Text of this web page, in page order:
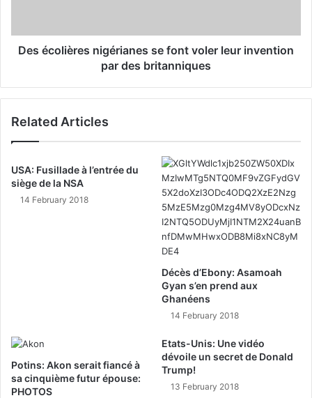
Des écolières nigérianes se font voler leur invention
par des britanniques
Related Articles
USA: Fusillade à l’entrée du
siège de la NSA
14 February 2018
Décès d’Ebony: Asamoah
Gyan s’en prend aux
Ghanéens
14 February 2018
Potins: Akon serait fiancé à
sa cinquième futur épouse:
PHOTOS
Etats-Unis: Une vidéo
dévoile un secret de Donald
Trump!
13 February 2018